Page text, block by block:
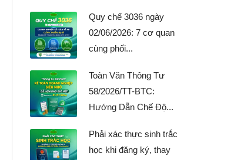
Quy chế 3036 ngày
02/06/2026: 7 cơ quan
cùng phối...
Toàn Văn Thông Tư
58/2026/TT-BTC:
Hướng Dẫn Chế Độ...
Phải xác thực sinh trắc
học khi đăng ký, thay